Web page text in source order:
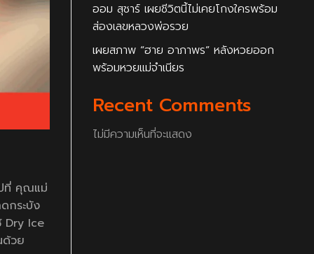
ปที่ คุณแม่
กระบัง
Dry Ice
ด้วย
ออม สุชาร์ เผยชีวิตนี้ไม่เคยโกงใครพร้อม
ส่องเลขหลวงพ่อรวย
เผยสภาพ “ฮาย อาภาพร” หลังหวยออก
พร้อมหวยแม่จำเนียร
Recent Comments
ไม่มีความเห็นที่จะแสดง